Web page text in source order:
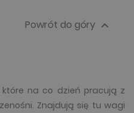
Powrót do góry 
na co dzień pracują z
Znajdują się tu wagi